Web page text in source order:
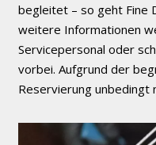
begleitet – so geht Fine
weitere Informationen
Servicepersonal oder
vorbei. Aufgrund der
Reservierung unbedingt